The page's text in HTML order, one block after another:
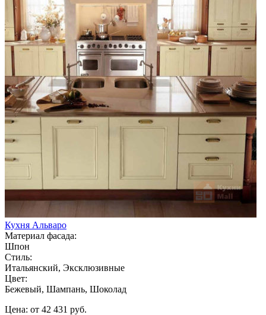
Кухня Альваро
Материал фасада:
Шпон
Стиль:
Итальянский, Эксклюзивные
Цвет:
Бежевый, Шампань, Шоколад
Цена: от 42 431 руб.